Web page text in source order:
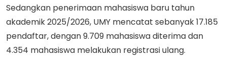
Sedangkan penerimaan mahasiswa baru tahun
akademik 2025/2026, UMY mencatat sebanyak 17.185
pendaftar, dengan 9.709 mahasiswa diterima dan
4.354 mahasiswa melakukan registrasi ulang.